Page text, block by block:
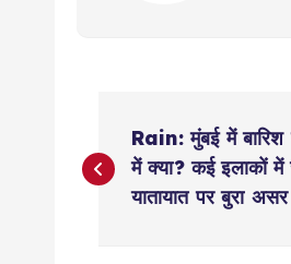
o
Rain: मुंबई में
में क्या? कई इलाकों
यातायात पर बुरा असर